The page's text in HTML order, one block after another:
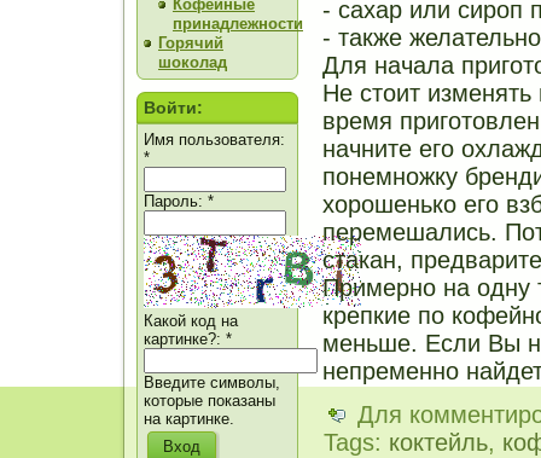
Кофейные
принадлежности
Горячий
шоколад
Войти:
Имя пользователя:
*
Пароль: *
Какой код на
картинке?: *
Введите символы,
которые показаны
на картинке.
- сахар или сироп
- также
Для начала
Не стоит
время
начните его
понемножку
хорошенько его
перемешались.
стакан,
Примерно на одну
крепкие по
меньше. Если Вы
непременно
Для
Tags: коктейль,